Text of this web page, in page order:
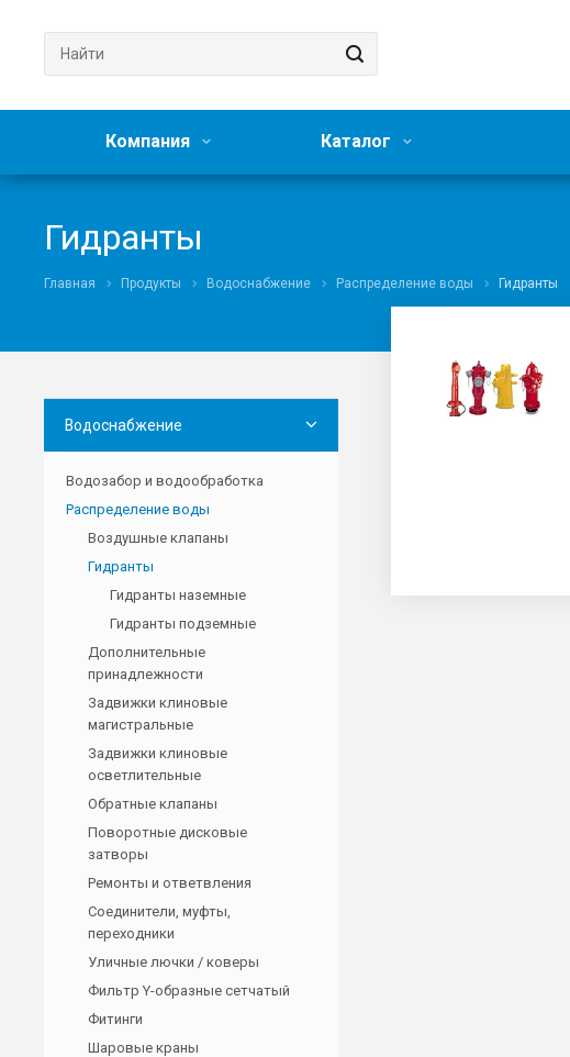
Компания Каталог
Гидранты
Главная Продукты Водоснабжение Распределение воды Гидранты
Водоснабжение
Водозабор и водообработка
Распределение воды
Воздушные клапаны
Гидранты
Гидранты наземные
Гидранты подземные
Дополнительные
принадлежности
Задвижки клиновые
магистральные
Задвижки клиновые
осветлительные
Обратные клапаны
Поворотные дисковые
затворы
Ремонты и ответвления
Соединители, муфты,
переходники
Уличные лючки / коверы
Фильтр Y-образные сетчатый
Фитинги
Шаровые краны